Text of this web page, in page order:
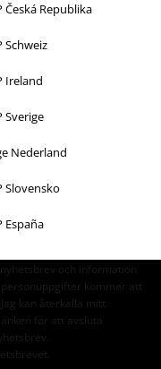
Česká Republika
Schweiz
Ireland
Sverige
Nederland
Slovensko
España
och information
kommer att
. Jag kan återkalla mitt
för att avsluta